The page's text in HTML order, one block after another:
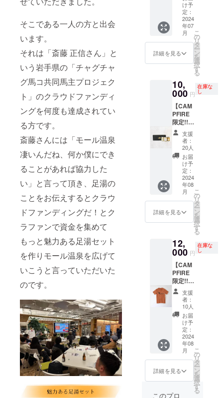
そこである一人の方と出会
います。
それは「斎藤 正信さん」と
いう岩手県の「チャグチャ
グ馬コ共同馬主プロジェク
ト」のクラウドファンディ
ングを何度も達成されてい
る方です。
斎藤さんには「モール温泉
凄いんだね、何か僕にでき
ることがあれば協力した
い」と言って頂き、足湯の
ことをお伝えするとクラウ
ドファンディングだ！とク
ラファンで資金を集めて
もっと魅力ある足湯セット
を作りモール温泉を広げて
いこうと言っていただいた
のです。
後メー
ルまた
は電話
にて調
整させ
ていた
だきま
す。
----------
モール
温泉を
堪能し
た後の
至福の
時間 広
大な大
地で育
た『道
産牛』
の牛鍋
――
甘く、
濃厚な
上品な
肉質
を
―― ----
-----------
-----------
-----------
--□■□ ■-
ご朝食-
■ その
日の気
食」
「洋
食」
「中華
粥」
「コン
チネン
タル」
の4種類
からお
選びい
ただけ
ます。
十勝清
水町あ
すなろ
ファー
乳や音
定とな
ります
のでご
了承く
ださ
い。 ※
日にち
や条件
につき
は相談
し、ご
都合の
良い日
に設置
いたし
ます。
れしま
す。 ・
ふく井
ホテル
オリジ
ナルT
シャツ
も1枚付
いてき
・ふく
井ホテ
ル日帰
り入浴
券150枚
225,000
円分に
相当
（入浴
料1,500
円×150
回分) 更
にふく
井ホテ
ルにて
行われ
る除幕
を担当
してい
ただき
ます。
※制作済
みの広
告デー
タを入
稿いた
しま
す。 ※
こちら
が適切
ではな
いと判
断した
広告は
いただ
ト付き
＋日帰
り入浴
券300枚
＋モー
ルTシャ
ツ5枚＋
魔法の
マヨ
＋冷燻
調味料5
点セッ
ト】
（内
容） ・
5日間
移動式
天然
モール
足湯を
お持ち
し、癒
しをお
届けい
たしま
す。 更
行われ
る除幕
式の
テープ
カット
を担当
してい
ただき
ます。
・ふく
井ホテ
ル日帰
り入浴
券300枚
450,000
円分に
相当
料1,500
円×300
け予
定：
2024
年07
月
詳細を見る
こ
の
リ
タ
ー
ン
を
選
択
す
る
10,
000 円
在庫な
し
【CAM
PFIRE
限定!!
十勝魔
法のマ
ヨネー
ゼ
(100g)3
種セッ
ト＋日
帰り入
浴券5
枚】
（内
容） ・
こちら
レー
ン・柚
子・カ
レーの3
種の味
を揃え
たギフ
トセッ
トと
なって
おりま
す。 ・
ふく井
ホテル
日帰り
入浴券5
枚
当（入
支援
者：
20人
お届
け予
定：
2024
年08
月
詳細を見る
こ
の
リ
タ
ー
ン
を
選
択
す
る
12,
000 円
在庫な
し
【CAM
PFIRE
限定!!
ふく井
ホテル
オリジ
ナルT
シャツ
「wear
moor」
＋ 日帰
り入浴
券4枚】
（内
容） ・
ふく井
ホテル
支援
者：
10人
お届
け予
定：
2024
年08
月
詳細を見る
こ
の
リ
タ
ー
ン
を
選
択
す
る
このプロ